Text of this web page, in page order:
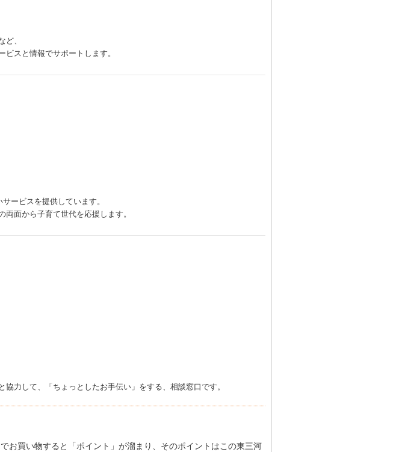
ど、
スと情報でサポートします。
ービスを提供しています。
面から子育て世代を応援します。
力して、「ちょっとしたお手伝い」をする、相談窓口です。
お買い物すると「ポイント」が溜まり、そのポイントはこの東三河